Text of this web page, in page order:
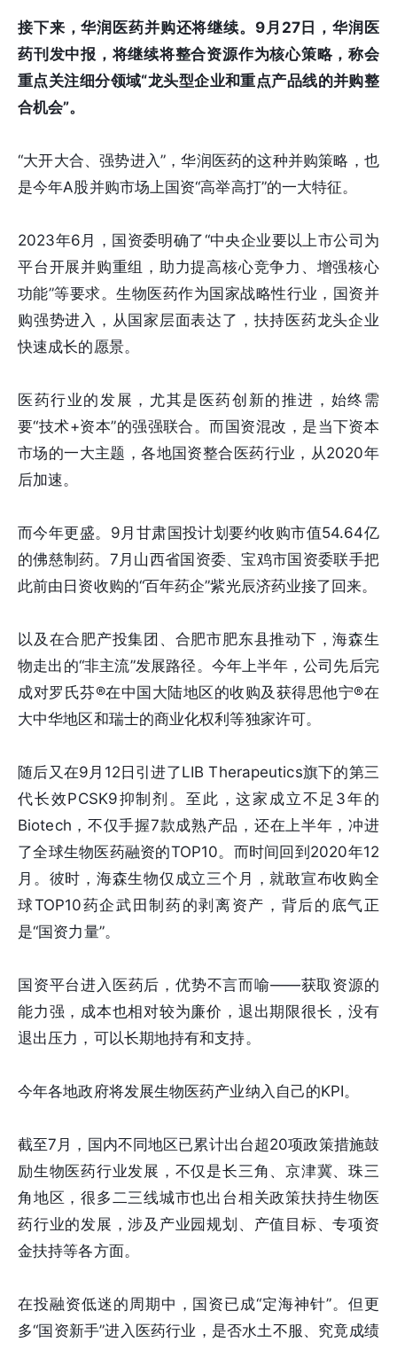
接下来，华润医药并购还将继续。9月27日，华润医
药刊发中报，将继续将整合资源作为核心策略，称会
重点关注细分领域“龙头型企业和重点产品线的并购整
合机会”。
“大开大合、强势进入”，华润医药的这种并购策略，也
是今年A股并购市场上国资“高举高打”的一大特征。
2023年6月，国资委明确了“中央企业要以上市公司为
平台开展并购重组，助力提高核心竞争力、增强核心
功能”等要求。生物医药作为国家战略性行业，国资并
购强势进入，从国家层面表达了，扶持医药龙头企业
快速成长的愿景。
医药行业的发展，尤其是医药创新的推进，始终需
要“技术+资本”的强强联合。而国资混改，是当下资本
市场的一大主题，各地国资整合医药行业，从2020年
后加速。
而今年更盛。9月甘肃国投计划要约收购市值54.64亿
的佛慈制药。7月山西省国资委、宝鸡市国资委联手把
此前由日资收购的“百年药企”紫光辰济药业接了回来。
以及在合肥产投集团、合肥市肥东县推动下，海森生
物走出的“非主流”发展路径。今年上半年，公司先后完
成对罗氏芬®在中国大陆地区的收购及获得思他宁®在
大中华地区和瑞士的商业化权利等独家许可。
随后又在9月12日引进了LIB Therapeutics旗下的第三
代长效PCSK9抑制剂。至此，这家成立不足3年的
Biotech，不仅手握7款成熟产品，还在上半年，冲进
了全球生物医药融资的TOP10。而时间回到2020年12
月。彼时，海森生物仅成立三个月，就敢宣布收购全
球TOP10药企武田制药的剥离资产，背后的底气正
是“国资力量”。
国资平台进入医药后，优势不言而喻——获取资源的
能力强，成本也相对较为廉价，退出期限很长，没有
退出压力，可以长期地持有和支持。
今年各地政府将发展生物医药产业纳入自己的KPI。
截至7月，国内不同地区已累计出台超20项政策措施鼓
励生物医药行业发展，不仅是长三角、京津冀、珠三
角地区，很多二三线城市也出台相关政策扶持生物医
药行业的发展，涉及产业园规划、产值目标、专项资
金扶持等各方面。
在投融资低迷的周期中，国资已成“定海神针”。但更
多“国资新手”进入医药行业，是否水土不服、究竟成绩